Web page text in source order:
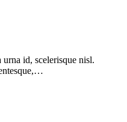
id, scelerisque nisl.